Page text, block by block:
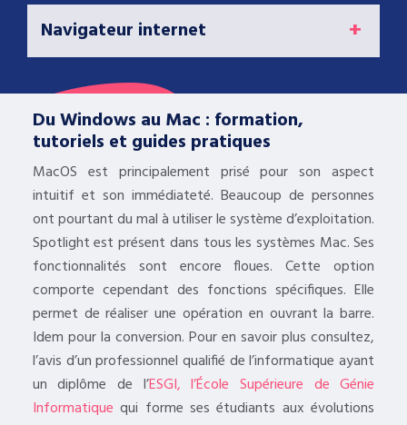
Navigateur internet
Du Windows au Mac : formation,
tutoriels et guides pratiques
MacOS est principalement prisé pour son aspect
intuitif et son immédiateté. Beaucoup de personnes
ont pourtant du mal à utiliser le système d’exploitation.
Spotlight est présent dans tous les systèmes Mac. Ses
fonctionnalités sont encore floues. Cette option
comporte cependant des fonctions spécifiques. Elle
permet de réaliser une opération en ouvrant la barre.
Idem pour la conversion. Pour en savoir plus consultez,
l’avis d’un professionnel qualifié de l’informatique ayant
un diplôme de l’ESGI, l’École Supérieure de Génie
Informatique qui forme ses étudiants aux évolutions